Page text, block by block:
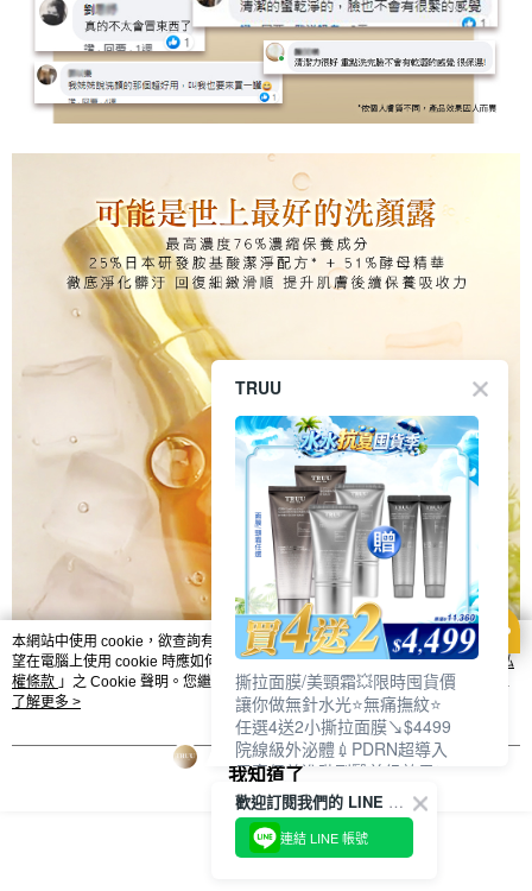
本網站中使用 cookie，欲查詢有關本網站使用 cookie 方式之詳情，及若您不希
望在電腦上使用 cookie 時應如何變更電腦的 cookie 設定，請參閱本網站「
隱私
權條款 」之 Cookie 聲明。您繼續使用本網站即表示您同意本公司得按本網站使
用條款之 Cookie 聲明使用 cookie。
了解更多 >
我知道了
TRUU
撕拉面膜/美頸霜💥限時囤貨價
讓你做無針水光⭐無痛撫紋⭐
任選4送2小撕拉面膜↘$4499
院線級外泌體💉PDRN超導入
居家保養進階到醫美級效果❗
歡迎訂閱我們的 LINE 官方帳號
連結 LINE 帳號